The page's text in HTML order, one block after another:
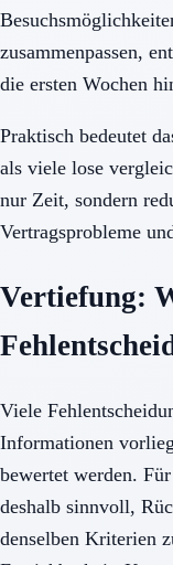
zusammenpassen,
die ersten Wochen
Praktisch bedeutet
als viele lose
nur Zeit, sondern
Vertragsprobleme
Vertiefung:
Viele
Informationen
bewertet werden.
deshalb sinnvoll,
denselben Kriterien